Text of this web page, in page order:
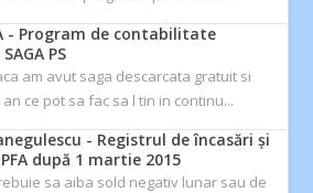
- Program de contabilitate
PS
am avut saga descarcata gratuit si
ce pot sa fac sa l tin in continu...
- Registrul de încasări și
după 1 martie 2015
sa aiba sold negativ lunar sau de